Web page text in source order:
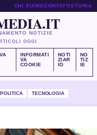
CHI SIAMOCONTATTISTORIA
NOTIZIE
OGGI
INFORMATI
VA
COOKIE
NOTI
ZIAR
IO
NO
TIZ
IE
POLITICA TECNOLOGIA